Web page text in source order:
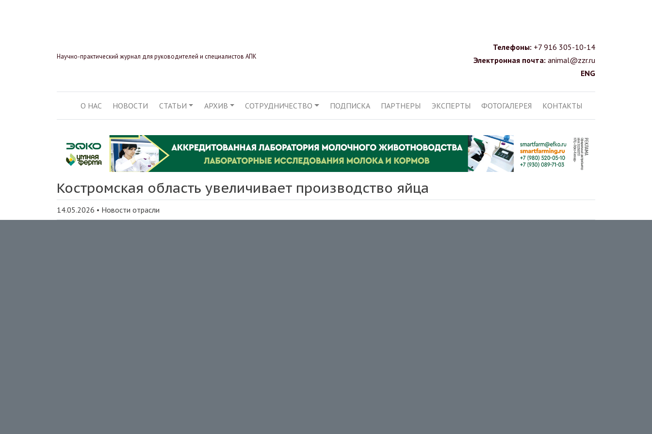
Научно-практический журнал для руководителей и специалистов АПК
Телефоны: +7 916 305-10-14
Электронная почта: animal@zzr.ru
ENG
ОСНОВНАЯ НАВИГАЦИЯ
О НАС НОВОСТИ СТАТЬИ АРХИВ СОТРУДНИЧЕСТВО ПОДПИСКА ПАРТНЕРЫ ЭКСПЕРТЫ ФОТОГАЛЕРЕЯ КОНТАКТЫ
Костромская область увеличивает производство яйца
14.05.2026 • Новости отрасли